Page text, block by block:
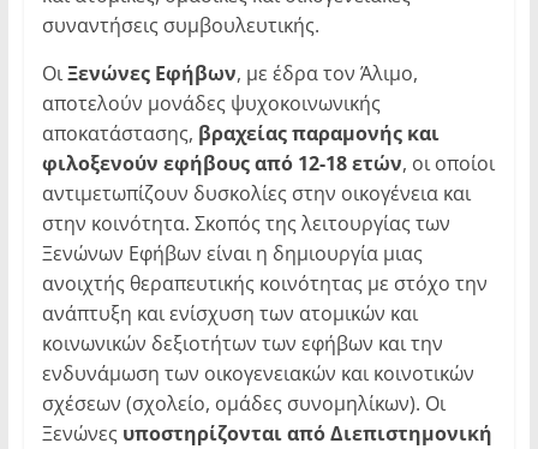
συναντήσεις συμβουλευτικής.
ΟιΞενώνες Εφήβων, με έδρα τον Άλιμο,
αποτελούν μονάδες ψυχοκοινωνικής
αποκατάστασης, βραχείας παραμονής και
φιλοξενούν εφήβους από 12-18 ετών, οι οποίοι
αντιμετωπίζουν δυσκολίες στην οικογένεια και
στην κοινότητα. Σκοπός της λειτουργίας των
Ξενώνων Εφήβων είναι η δημιουργία μιας
ανοιχτής θεραπευτικής κοινότητας με στόχο την
ανάπτυξη και ενίσχυση των ατομικών και
κοινωνικών δεξιοτήτων των εφήβων και την
ενδυνάμωση των οικογενειακών και κοινοτικών
σχέσεων (σχολείο, ομάδες συνομηλίκων). Οι
Ξενώνες υποστηρίζονται από Διεπιστημονική